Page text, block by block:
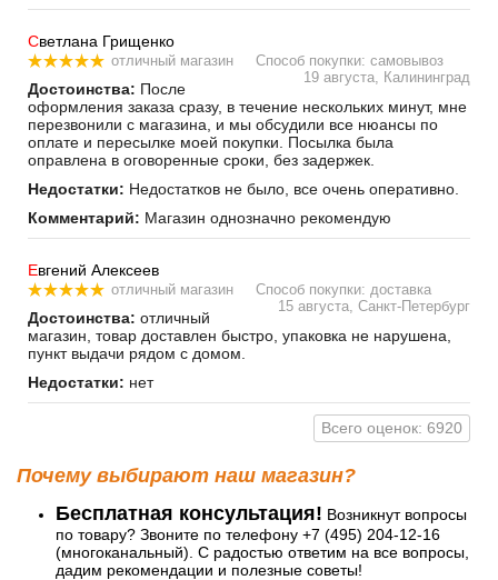
Светлана Грищенко
отличный магазин
Способ покупки: самовывоз
19 августа, Калининград
Достоинства: После
оформления заказа сразу, в течение нескольких минут, мне
перезвонили с магазина, и мы обсудили все нюансы по
оплате и пересылке моей покупки. Посылка была
оправлена в оговоренные сроки, без задержек.
Недостатки: Недостатков не было, все очень оперативно.
Комментарий: Магазин однозначно рекомендую
Евгений Алексеев
отличный магазин
Способ покупки: доставка
15 августа, Санкт-Петербург
Достоинства: отличный
магазин, товар доставлен быстро, упаковка не нарушена,
пункт выдачи рядом с домом.
Недостатки: нет
Всего оценок: 6920
Почему выбирают наш магазин?
Бесплатная консультация! Возникнут вопросы
по товару? Звоните по телефону +7 (495) 204-12-16
(многоканальный). С радостью ответим на все вопросы,
дадим рекомендации и полезные советы!